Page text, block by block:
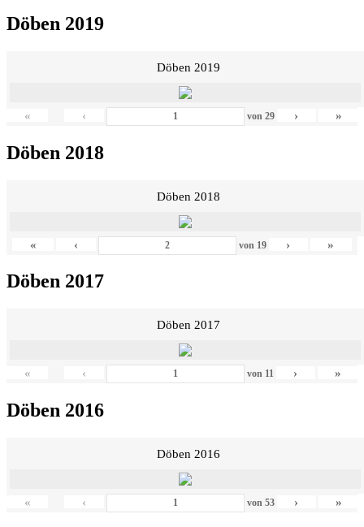
Döben 2019
Döben 2019
« ‹ von 29 › »
Döben 2018
Döben 2018
« ‹ von 19 › »
Döben 2017
Döben 2017
« ‹ von 11 › »
Döben 2016
Döben 2016
« ‹ von 53 › »